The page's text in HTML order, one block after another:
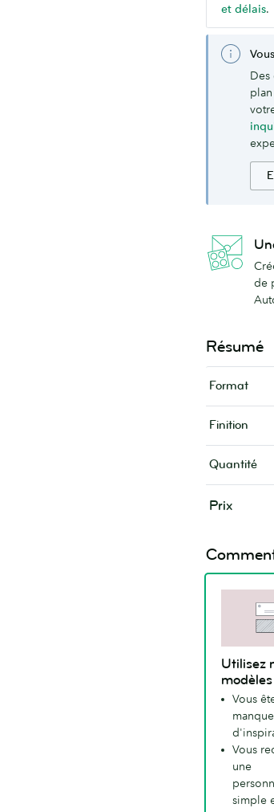
et délais.
Des
de
Résumé
Format
Finition
Quantité
Prix
Utilisez
Vous
manque
Vous
une
simple